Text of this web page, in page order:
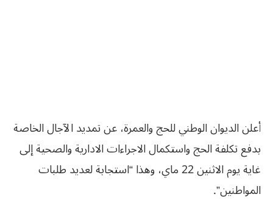
أعلن الديوان الوطني للحج والعمرة، عن تمديد الآجال الخاصة
بدفع تكلفة الحج واستكمال الاجراءات الادارية والصحية إلى
غاية يوم الاثنين 22 ماي، وهذا “استجابة لعديد طلبات
المواطنين”.